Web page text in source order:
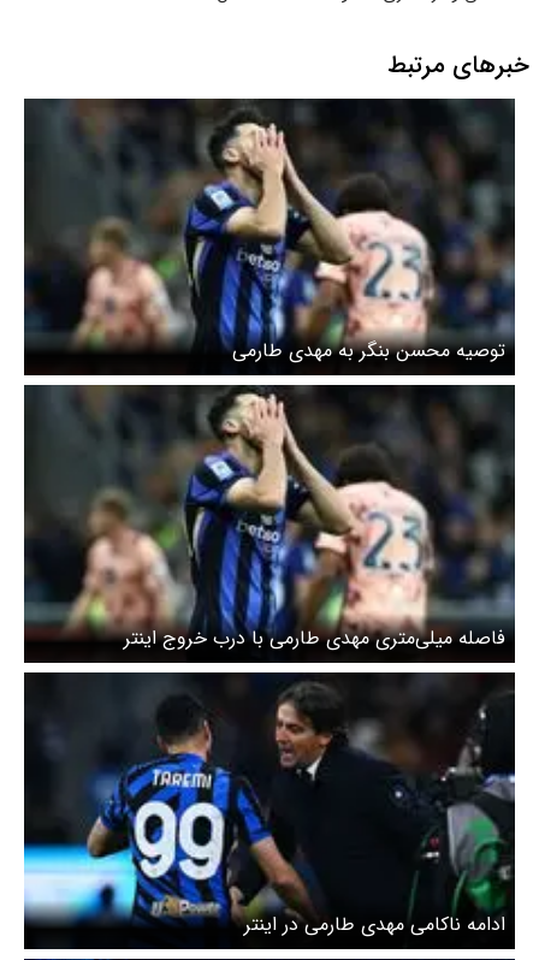
خبرهای مرتبط
توصیه محسن بنگر به مهدی طارمی
فاصله میلی‌متری مهدی طارمی با درب خروج اینتر
ادامه ناکامی مهدی طارمی در اینتر